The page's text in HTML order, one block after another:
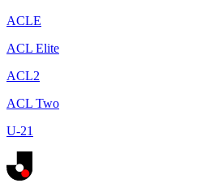
ACLE
ACL Elite
ACL2
ACL Two
U-21